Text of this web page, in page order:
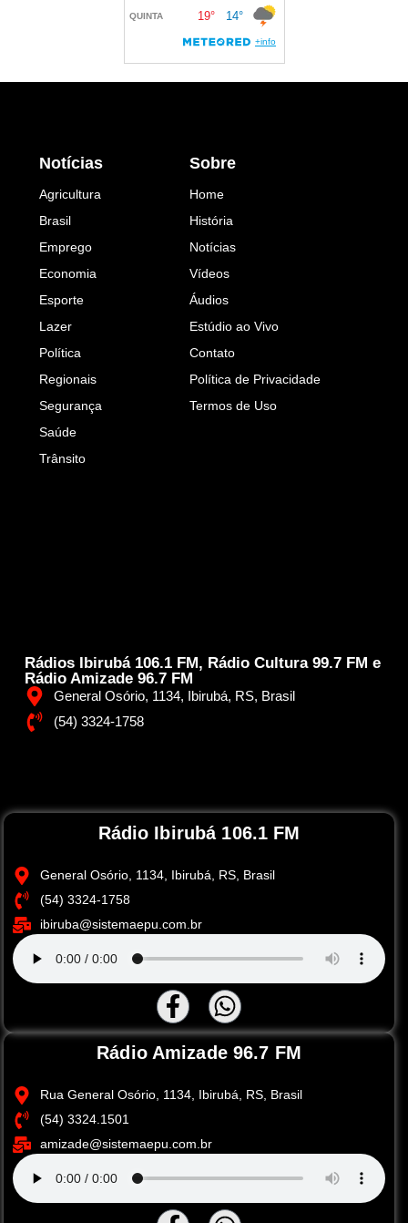
Rádios Ibirubá 106.1 FM, Rádio Cultura 99.7 FM e
Rádio Amizade 96.7 FM
General Osório, 1134, Ibirubá, RS, Brasil
(54) 3324-1758
Notícias
Agricultura
Brasil
Emprego
Economia
Esporte
Lazer
Política
Regionais
Segurança
Saúde
Trânsito
Sobre
Home
História
Notícias
Vídeos
Áudios
Estúdio ao Vivo
Contato
Política de Privacidade
Termos de Uso
Rádio Ibirubá 106.1 FM
General Osório, 1134, Ibirubá, RS, Brasil
(54) 3324-1758
ibiruba@sistemaepu.com.br
Rádio Amizade 96.7 FM
Rua General Osório, 1134, Ibirubá, RS, Brasil
(54) 3324.1501
amizade@sistemaepu.com.br